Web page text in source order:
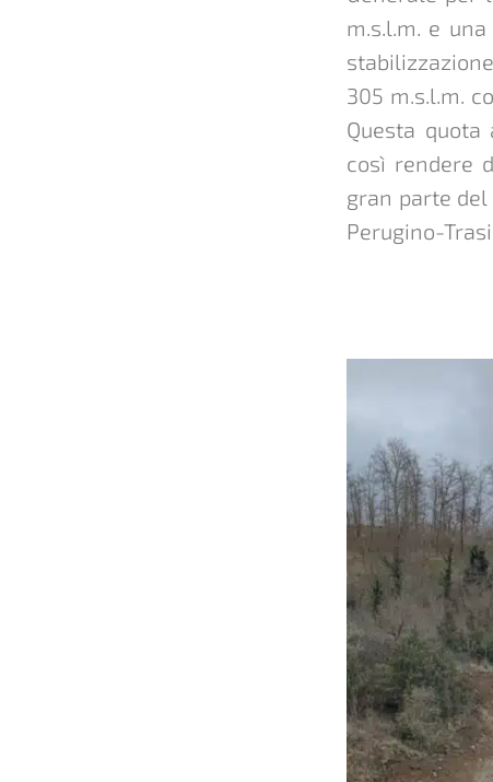
m.s.l.m. e
305 m.s.l.m.
Questa
così rendere
gran parte
Perugino-